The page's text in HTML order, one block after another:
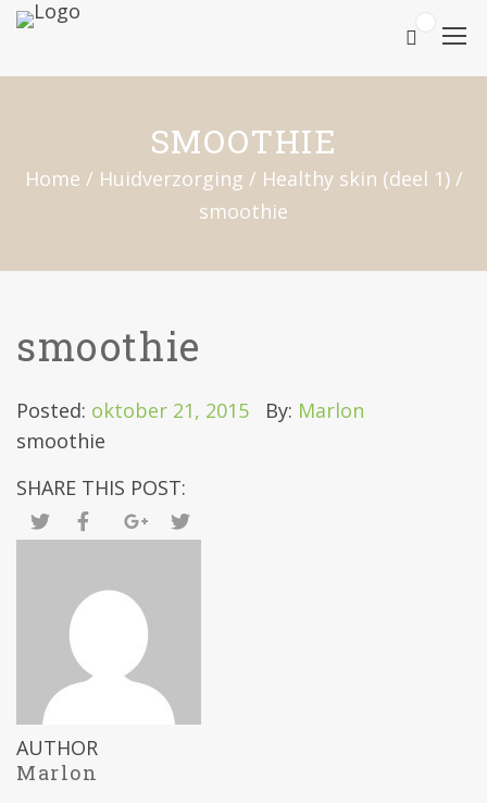
SMOOTHIE
Home / Huidverzorging / Healthy skin (deel 1)/
smoothie
smoothie
Posted: oktober 21, 2015 By: Marlon
smoothie
SHARE THIS POST:
AUTHOR
Marlon